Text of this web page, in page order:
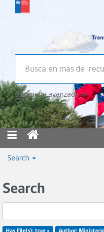
Búsqueda avanzada >>
Search
Search